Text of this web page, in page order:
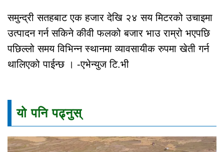
समुन्द्री सतहबाट एक हजार देखि २४ सय मिटरको उचाइमा
उत्पादन गर्न सकिने कीवी फलको बजार भाउ राम्रो भएपछि
पछिल्लो समय विभिन्न स्थानमा व्यावसायीक रुपमा खेती गर्न
थालिएको पाईन्छ । -एभेन्युज टि.भी
यो पनि पढ्नुस्